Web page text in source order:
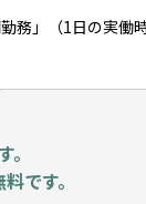
務」（1日の実働
です。